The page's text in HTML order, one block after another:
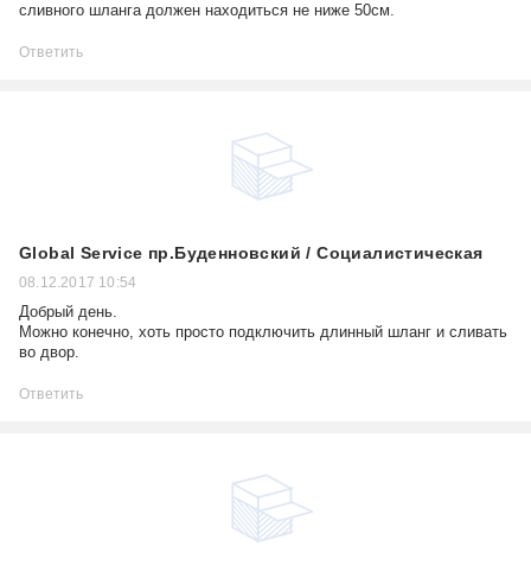
сливного шланга должен находиться не ниже 50см.
Ответить
Global Service пр.Буденновский / Социалистическая
08.12.2017 10:54
Добрый день.
Можно конечно, хоть просто подключить длинный шланг и сливать
во двор.
Ответить